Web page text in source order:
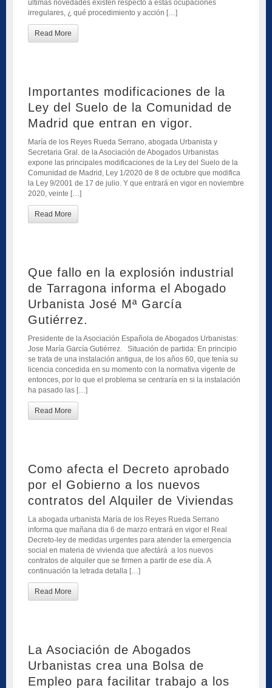
últimas novedades existen respecto a estas ocupaciones
irregulares, ¿ qué procedimiento y acción […]
Read More
Importantes modificaciones de la
Ley del Suelo de la Comunidad de
Madrid que entran en vigor.
María de los Reyes Rueda Serrano, abogada Urbanista y
Secretaria Gral. de la Asociación de Abogados Urbanistas
expone las principales modificaciones de la Ley del Suelo de la
Comunidad de Madrid, Ley 1/2020 de 8 de octubre que modifica
la Ley 9/2001 de 17 de julio. Y que entrará en vigor en noviembre
2020, veinte […]
Read More
Que fallo en la explosión industrial
de Tarragona informa el Abogado
Urbanista José Mª García
Gutiérrez.
Presidente de la Asociación Española de Abogados Urbanistas:
Jose María García Gutiérrez. Situación de partida: En principio
se trata de una instalación antigua, de los años 60, que tenía su
licencia concedida en su momento con la normativa vigente de
entonces, por lo que el problema se centraría en si la instalación
ha pasado las […]
Read More
Como afecta el Decreto aprobado
por el Gobierno a los nuevos
contratos del Alquiler de Viviendas
La abogada urbanista María de los Reyes Rueda Serrano
informa que mañana dia 6 de marzo entrará en vigor el Real
Decreto-ley de medidas urgentes para atender la emergencia
social en materia de vivienda que afectárá a los nuevos
contratos de alquiler que se firmen a partir de ese día. A
continuación la letrada detalla […]
Read More
La Asociación de Abogados
Urbanistas crea una Bolsa de
Empleo para facilitar trabajo a los